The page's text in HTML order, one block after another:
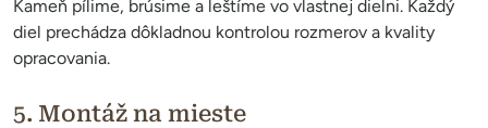
Kameň pílime, brúsime a leštíme vo vlastnej dielni. Každý
diel prechádza dôkladnou kontrolou rozmerov a kvality
opracovania.
5. Montáž na mieste